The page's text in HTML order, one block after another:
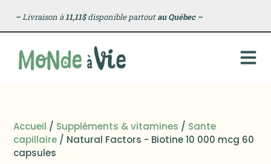
–Livraison à11,11$disponible partoutau Québec –
Accueil / Suppléments & vitamines / Sante
capillaire / Natural Factors - Biotine 10 000 mcg 60
capsules